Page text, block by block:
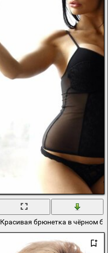
Красивая брюнетка в чёрном